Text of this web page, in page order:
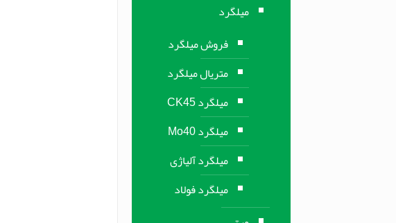
میلگرد
فروش میلگرد
متریال میلگرد
میلگرد CK45
میلگرد Mo40
میلگرد آلیاژی
میلگرد فولاد